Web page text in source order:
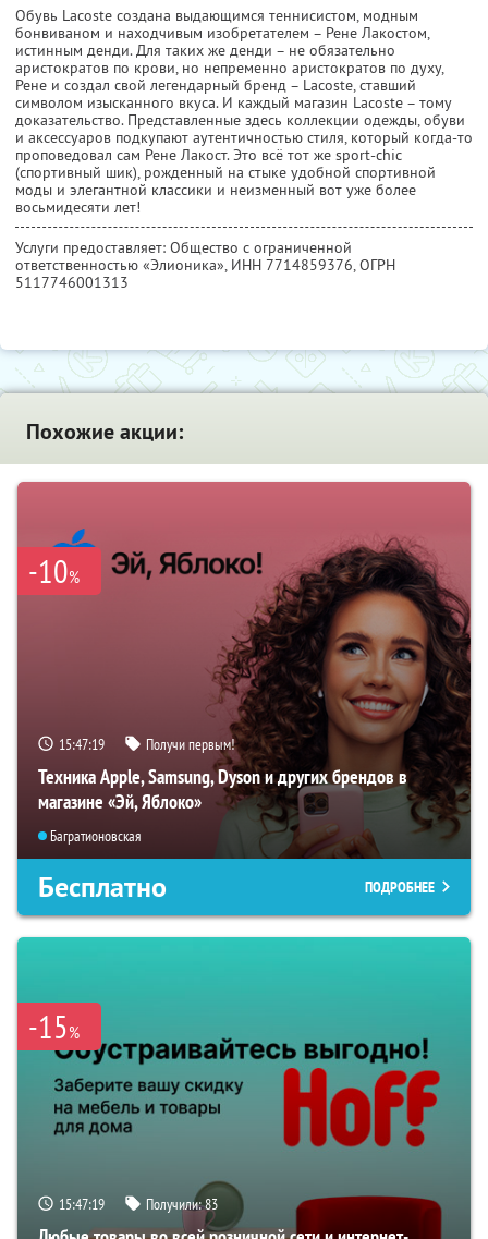
Обувь Lacoste создана выдающимся теннисистом, модным
бонвиваном и находчивым изобретателем – Рене Лакостом,
истинным денди. Для таких же денди – не обязательно
аристократов по крови, но непременно аристократов по духу,
Рене и создал свой легендарный бренд – Lacoste, ставший
символом изысканного вкуса. И каждый магазин Lacoste – тому
доказательство. Представленные здесь коллекции одежды, обуви
и аксессуаров подкупают аутентичностью стиля, который когда-то
проповедовал сам Рене Лакост. Это всё тот же sport-chic
(спортивный шик), рожденный на стыке удобной спортивной
моды и элегантной классики и неизменный вот уже более
восьмидесяти лет!
Услуги предоставляет: Общество с ограниченной
ответственностью «Элионика», ИНН 7714859376, ОГРН
5117746001313
Похожие акции:
-10%
15:47:18 Получи первым!
Техника Apple, Samsung, Dyson и других брендов в
магазине «Эй, Яблоко»
Багратионовская
Бесплатно ПОДРОБНЕЕ
-15%
15:47:18 Получили:83